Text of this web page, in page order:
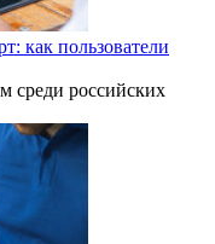
как пользователи
среди российских